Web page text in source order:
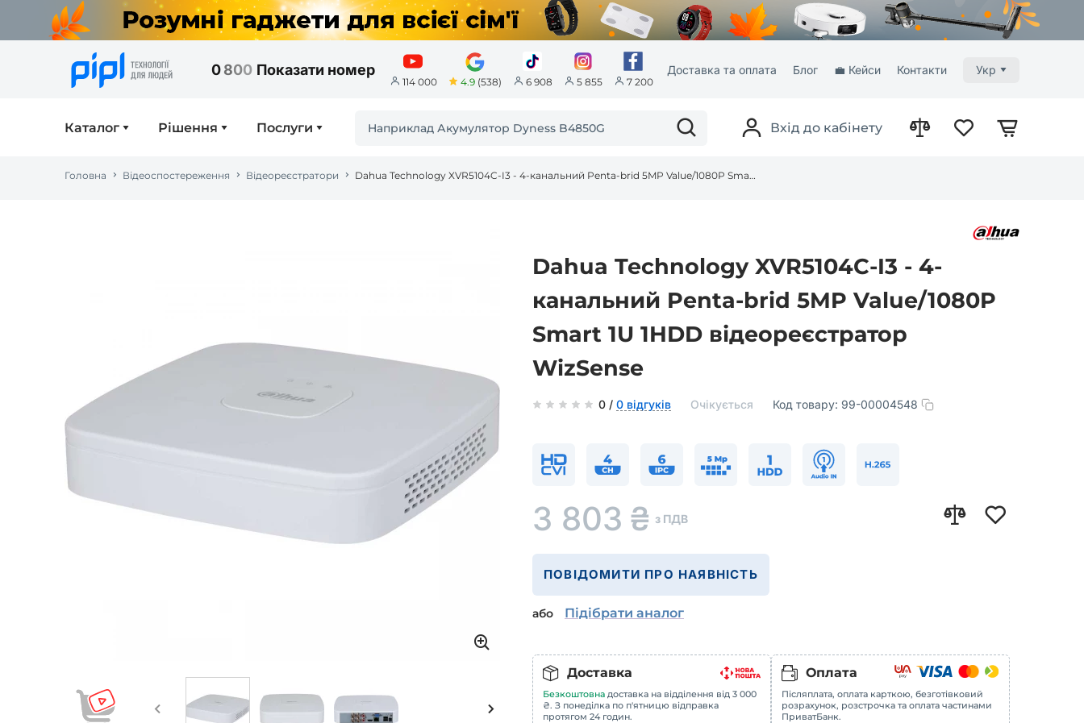
0800 Показати номер
114 000 4.9(538) 6 908 5 855 7 200
Доставка та оплата Блог 💼 Кейси Контакти Укр
Каталог Рішення Послуги Вхід до кабінету
Головна Відеоспостереження Відеореєстратори Dahua Technology XVR5104C-I3 - 4-канальний Penta-brid 5MP Value/1080P Smart 1U 1HDD відеореєстратор WizSense
Dahua Technology XVR5104C-I3 - 4-
канальний Penta-brid 5MP Value/1080P
Smart 1U 1HDD відеореєстратор
WizSense
0 / 0 відгуків Очікується Код товару: 99-00004548
3 803 ₴ з ПДВ
ПОВІДОМИТИ ПРО НАЯВНІСТЬ
або Підібрати аналог
Доставка
Безкоштовна доставка на відділення від 3 000
₴. З понеділка по п'ятницю відправка
протягом 24 годин.
Оплата
Післяплата, оплата карткою, безготівковий
розрахунок, розстрочка та оплата частинами
ПриватБанк.